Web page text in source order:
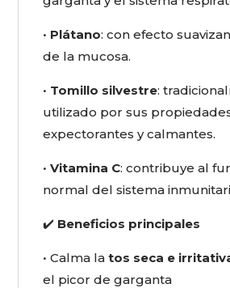
• Plátano: con efecto
de la mucosa.
• Tomillo silvestre:
utilizado por sus
expectorantes y calmantes.
•Vitamina C: contribuye al
normal del sistema
✔️ Beneficios principales
• Calma latos seca e
el picor de garganta